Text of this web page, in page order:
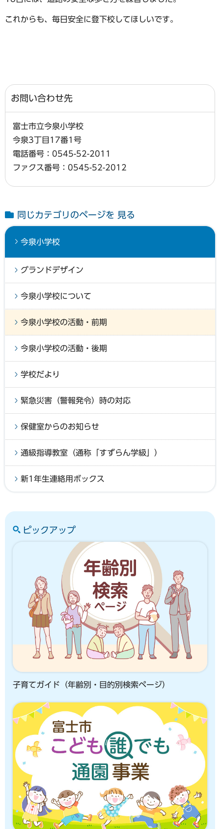
これからも、毎日安全に登下校してほしいです。
お問い合わせ先
富士市立今泉小学校
今泉3丁目17番1号
電話番号：0545-52-2011
ファクス番号：0545-52-2012
同じカテゴリのページを 見る
今泉小学校
グランドデザイン
今泉小学校について
今泉小学校の活動・前期
今泉小学校の活動・後期
学校だより
緊急災害（警報発令）時の対応
保健室からのお知らせ
通級指導教室（通称「すずらん学級」）
新1年生連絡用ボックス
ピックアップ
子育てガイド（年齢別・目的別検索ページ）